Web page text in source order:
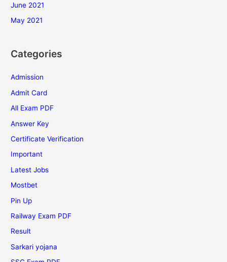
June 2021
May 2021
Categories
Admission
Admit Card
All Exam PDF
Answer Key
Certificate Verification
Important
Latest Jobs
Mostbet
Pin Up
Railway Exam PDF
Result
Sarkari yojana